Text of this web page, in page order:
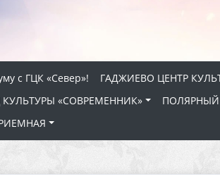
с ГЦК «Север»! ГАДЖИЕВО ЦЕНТР
«СОВРЕМЕННИК»
ПОЛЯРНЫЙ